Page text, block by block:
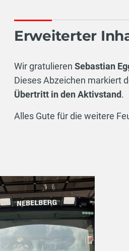
Erweiterter
Wir gratulieren Sebastian
Dieses Abzeichen markiert
Übertritt in den Aktivstand.
Alles Gute für die weitere